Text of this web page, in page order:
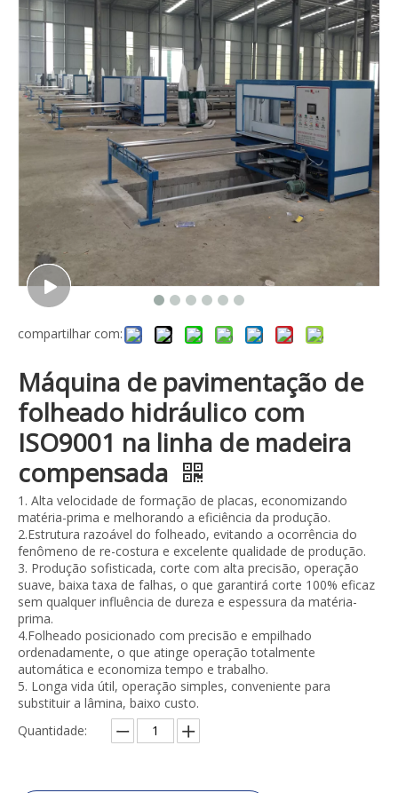
compartilhar com:
Máquina de pavimentação de
folheado hidráulico com
ISO9001 na linha de madeira
compensada
1. Alta velocidade de formação de placas, economizando
matéria-prima e melhorando a eficiência da produção.
2.Estrutura razoável do folheado, evitando a ocorrência do
fenômeno de re-costura e excelente qualidade de produção.
3. Produção sofisticada, corte com alta precisão, operação
suave, baixa taxa de falhas, o que garantirá corte 100% eficaz
sem qualquer influência de dureza e espessura da matéria-
prima.
4.Folheado posicionado com precisão e empilhado
ordenadamente, o que atinge operação totalmente
automática e economiza tempo e trabalho.
5. Longa vida útil, operação simples, conveniente para
substituir a lâmina, baixo custo.
Quantidade: